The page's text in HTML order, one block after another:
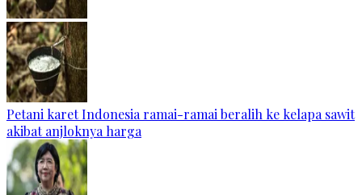
Petani karet Indonesia ramai-ramai beralih ke kelapa sawit
akibat anjloknya harga